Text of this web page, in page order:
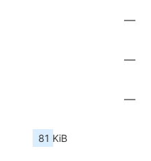
—
—
—
81 KiB